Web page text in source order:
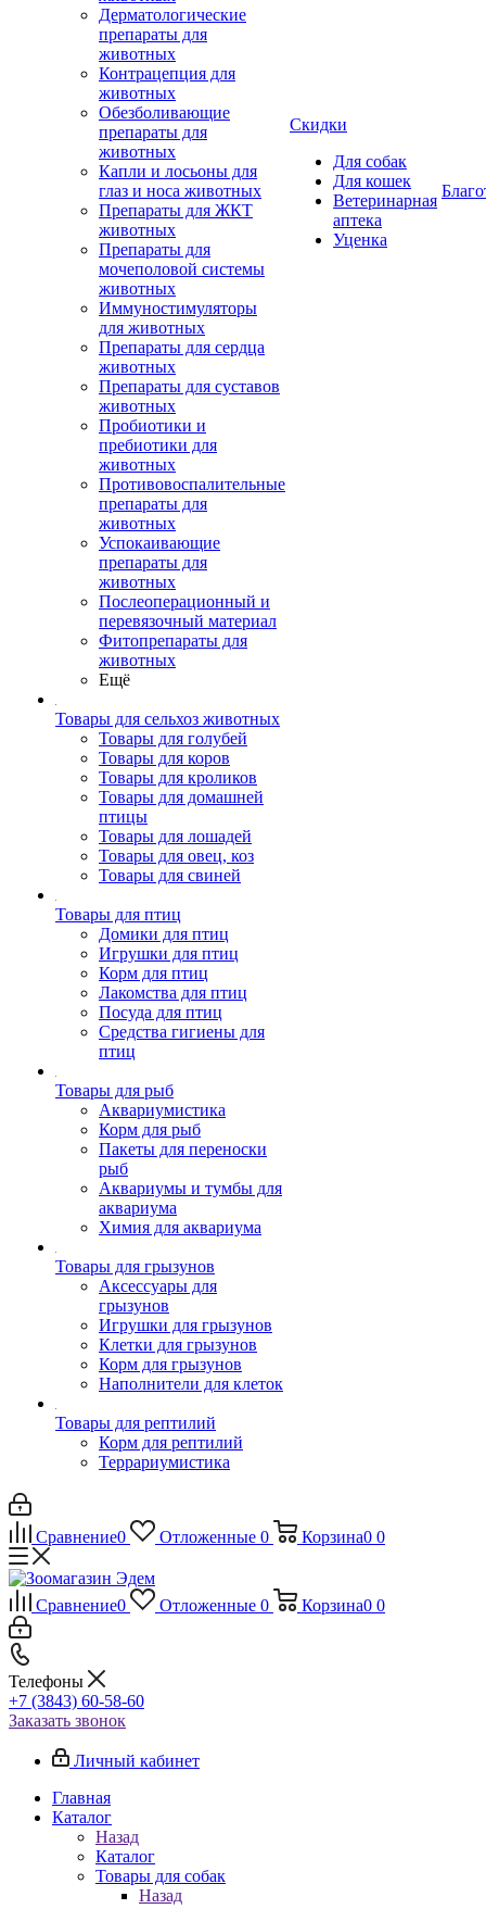
Дерматологические
препараты для
животных
Контрацепция для
животных
Обезболивающие
препараты для
животных
Капли и лосьоны для
глаз и носа животных
Препараты для ЖКТ
животных
Препараты для
мочеполовой системы
животных
Иммуностимуляторы
для животных
Препараты для сердца
животных
Препараты для суставов
животных
Пробиотики и
пребиотики для
животных
Противовоспалительные
препараты для
животных
Успокаивающие
препараты для
животных
Послеоперационный и
перевязочный материал
Фитопрепараты для
животных
Ещё
Товары для сельхоз животных
Товары для голубей
Товары для коров
Товары для кроликов
Товары для домашней
птицы
Товары для лошадей
Товары для овец, коз
Товары для свиней
Товары для птиц
Домики для птиц
Игрушки для птиц
Корм для птиц
Лакомства для птиц
Посуда для птиц
Средства гигиены для
птиц
Товары для рыб
Аквариумистика
Корм для рыб
Пакеты для переноски
рыб
Аквариумы и тумбы для
аквариума
Химия для аквариума
Товары для грызунов
Аксессуары для
грызунов
Игрушки для грызунов
Клетки для грызунов
Корм для грызунов
Наполнители для клеток
Товары для рептилий
Корм для рептилий
Террариумистика
Скидки
Для собак
Для кошек
Ветеринарная
аптека
Уценка
Сравнение0 Отложенные 0 Корзина0 0
Сравнение0 Отложенные 0 Корзина0 0
Телефоны
+7 (3843) 60-58-60
Заказать звонок
Личный кабинет
Главная
Каталог
Назад
Каталог
Товары для собак
Назад